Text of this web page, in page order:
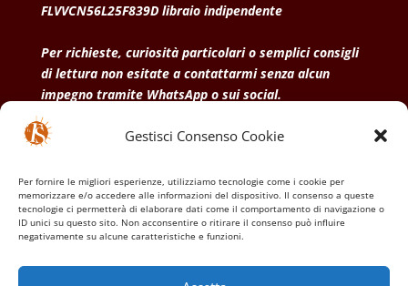
Gestisci Consenso Cookie
Per fornire le migliori esperienze, utilizziamo tecnologie come i cookie per
memorizzare e/o accedere alle informazioni del dispositivo. Il consenso a queste
tecnologie ci permetterà di elaborare dati come il comportamento di navigazione o
ID unici su questo sito. Non acconsentire o ritirare il consenso può influire
negativamente su alcune caratteristiche e funzioni.
FLVVCN56L25F839D libraio indipendente
Per richieste, curiosità particolari o semplici consigli
di lettura non esitate a contattarmi senza alcun
impegno tramite WhatsApp o sui social.
• Condizioni generali di vendita